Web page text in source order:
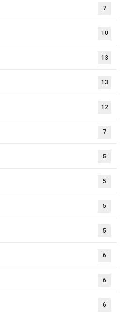
7
10
13
13
12
7
5
5
5
5
6
6
6